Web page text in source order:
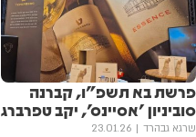
פרשת בא תשפ"ו, קברנה
סוביניון 'אסיינס', יקב טפרברג
שרגא גבהרד 23.01.26